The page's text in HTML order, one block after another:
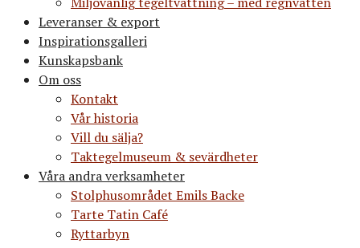
Leveranser & export
Inspirationsgalleri
Kunskapsbank
Om oss
Kontakt
Vår historia
Vill du sälja?
Taktegelmuseum & sevärdheter
Våra andra verksamheter
Stolphusområdet Emils Backe
Tarte Tatin Café
Ryttarbyn